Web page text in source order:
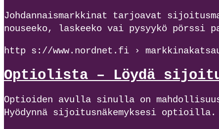
Johdannaismarkkinat tarjoavat
nouseeko, laskeeko vai pysyykö pörssi
http s://www.nordnet.fi ›
Optiolista – Löydä
Optioiden avulla sinulla on
Hyödynnä sijoitusnäkemyksesi optioilla.